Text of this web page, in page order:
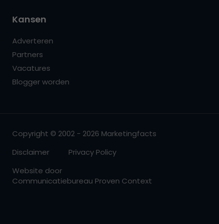
Kansen
Adverteren
Partners
Vacatures
Blogger worden
Copyright © 2002 - 2026 Marketingfacts
Disclaimer
Privacy Policy
Website door
Communicatiebureau Proven Context